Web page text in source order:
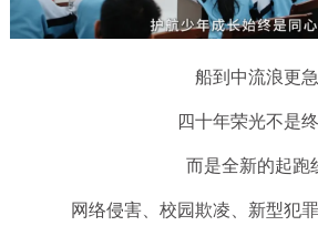
船到中流浪更急
四十年荣光不是终
而是全新的起跑
网络侵害、校园欺凌、新型犯